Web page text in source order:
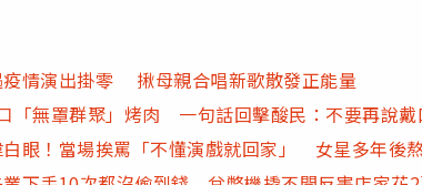
疫情演出掛零 揪母親合唱新歌散發正能量
「無罩群聚」烤肉 一句話回擊酸民：不要再說戴
眼！當場挨罵「不懂演戲就回家」 女星多年後